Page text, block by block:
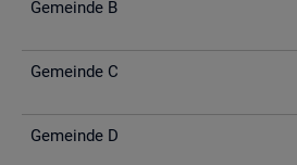
Ge­mein­de B
Ge­mein­de C
Ge­mein­de D